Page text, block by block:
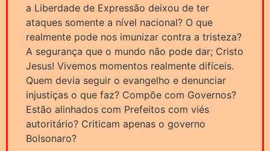
a Liberdade de Expressão deixou de ter
ataques somente a nível nacional? O que
realmente pode nos imunizar contra a tristeza?
A segurança que o mundo não pode dar; Cristo
Jesus! Vivemos momentos realmente difíceis.
Quem devia seguir o evangelho e denunciar
injustiças o que faz? Compõe com Governos?
Estão alinhados com Prefeitos com viés
autoritário? Criticam apenas o governo
Bolsonaro?